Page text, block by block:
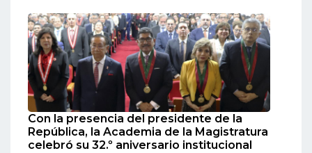
Con la presencia del presidente de la
República, la Academia de la Magistratura
celebró su 32.º aniversario institucional